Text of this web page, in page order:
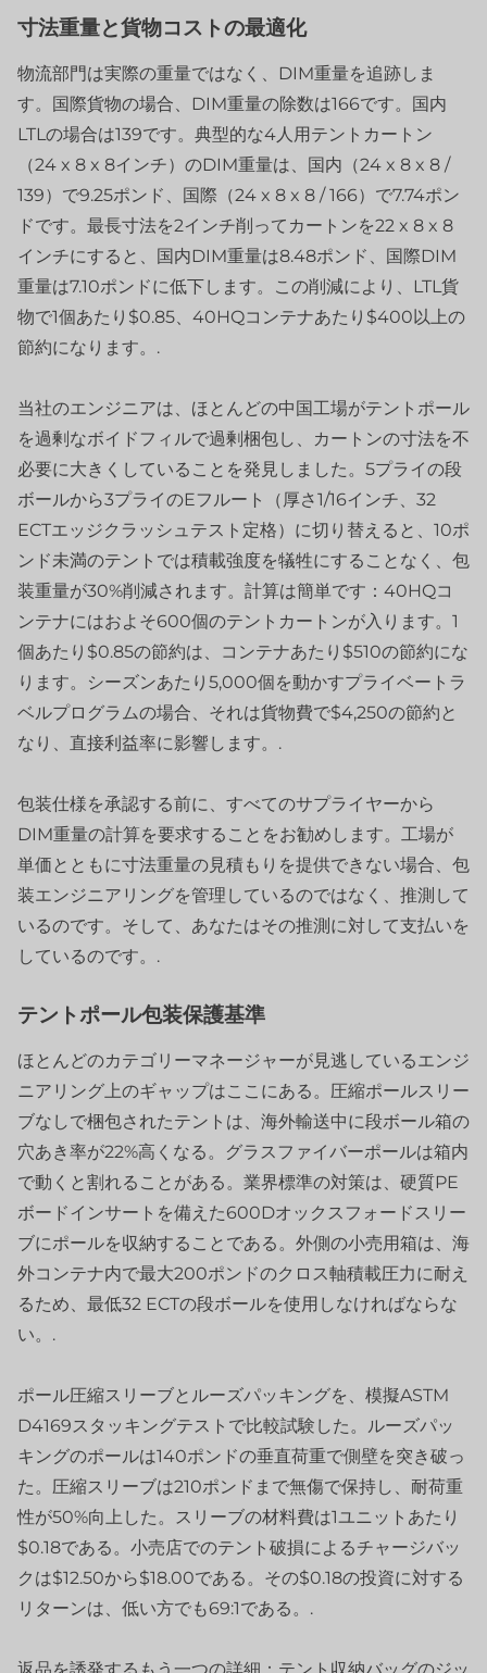
寸法重量と貨物コストの最適化
物流部門は実際の重量ではなく、DIM重量を追跡しま
す。国際貨物の場合、DIM重量の除数は166です。国内
LTLの場合は139です。典型的な4人用テントカートン
（24 x 8 x 8インチ）のDIM重量は、国内（24 x 8 x 8 /
139）で9.25ポンド、国際（24 x 8 x 8 / 166）で7.74ポン
ドです。最長寸法を2インチ削ってカートンを22 x 8 x 8
インチにすると、国内DIM重量は8.48ポンド、国際DIM
重量は7.10ポンドに低下します。この削減により、LTL貨
物で1個あたり$0.85、40HQコンテナあたり$400以上の
節約になります。.
当社のエンジニアは、ほとんどの中国工場がテントポール
を過剰なボイドフィルで過剰梱包し、カートンの寸法を不
必要に大きくしていることを発見しました。5プライの段
ボールから3プライのEフルート（厚さ1/16インチ、32
ECTエッジクラッシュテスト定格）に切り替えると、10ポ
ンド未満のテントでは積載強度を犠牲にすることなく、包
装重量が30%削減されます。計算は簡単です：40HQコ
ンテナにはおよそ600個のテントカートンが入ります。1
個あたり$0.85の節約は、コンテナあたり$510の節約にな
ります。シーズンあたり5,000個を動かすプライベートラ
ベルプログラムの場合、それは貨物費で$4,250の節約と
なり、直接利益率に影響します。.
包装仕様を承認する前に、すべてのサプライヤーから
DIM重量の計算を要求することをお勧めします。工場が
単価とともに寸法重量の見積もりを提供できない場合、包
装エンジニアリングを管理しているのではなく、推測して
いるのです。そして、あなたはその推測に対して支払いを
しているのです。.
テントポール包装保護基準
ほとんどのカテゴリーマネージャーが見逃しているエンジ
ニアリング上のギャップはここにある。圧縮ポールスリー
ブなしで梱包されたテントは、海外輸送中に段ボール箱の
穴あき率が22%高くなる。グラスファイバーポールは箱内
で動くと割れることがある。業界標準の対策は、硬質PE
ボードインサートを備えた600Dオックスフォードスリー
ブにポールを収納することである。外側の小売用箱は、海
外コンテナ内で最大200ポンドのクロス軸積載圧力に耐え
るため、最低32 ECTの段ボールを使用しなければならな
い。.
ポール圧縮スリーブとルーズパッキングを、模擬ASTM
D4169スタッキングテストで比較試験した。ルーズパッ
キングのポールは140ポンドの垂直荷重で側壁を突き破っ
た。圧縮スリーブは210ポンドまで無傷で保持し、耐荷重
性が50%向上した。スリーブの材料費は1ユニットあたり
$0.18である。小売店でのテント破損によるチャージバッ
クは$12.50から$18.00である。その$0.18の投資に対する
リターンは、低い方でも69:1である。.